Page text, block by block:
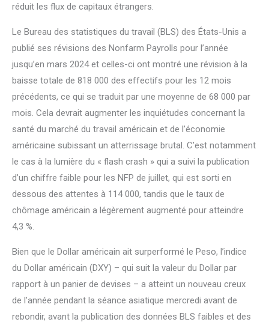
réduit les flux de capitaux étrangers.
Le Bureau des statistiques du travail (BLS) des États-Unis a
publié ses révisions des Nonfarm Payrolls pour l’année
jusqu’en mars 2024 et celles-ci ont montré une révision à la
baisse totale de 818 000 des effectifs pour les 12 mois
précédents, ce qui se traduit par une moyenne de 68 000 par
mois. Cela devrait augmenter les inquiétudes concernant la
santé du marché du travail américain et de l’économie
américaine subissant un atterrissage brutal. C’est notamment
le cas à la lumière du « flash crash » qui a suivi la publication
d’un chiffre faible pour les NFP de juillet, qui est sorti en
dessous des attentes à 114 000, tandis que le taux de
chômage américain a légèrement augmenté pour atteindre
4,3 %.
Bien que le Dollar américain ait surperformé le Peso, l’indice
du Dollar américain (DXY) – qui suit la valeur du Dollar par
rapport à un panier de devises – a atteint un nouveau creux
de l’année pendant la séance asiatique mercredi avant de
rebondir, avant la publication des données BLS faibles et des